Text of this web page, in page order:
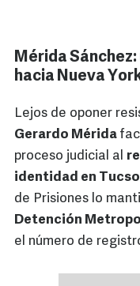
Mérida
hacia Nueva
Lejos de oponer
Gerardo Mérida
proceso judicial al
identidad en
de Prisiones lo
Detención
el número de